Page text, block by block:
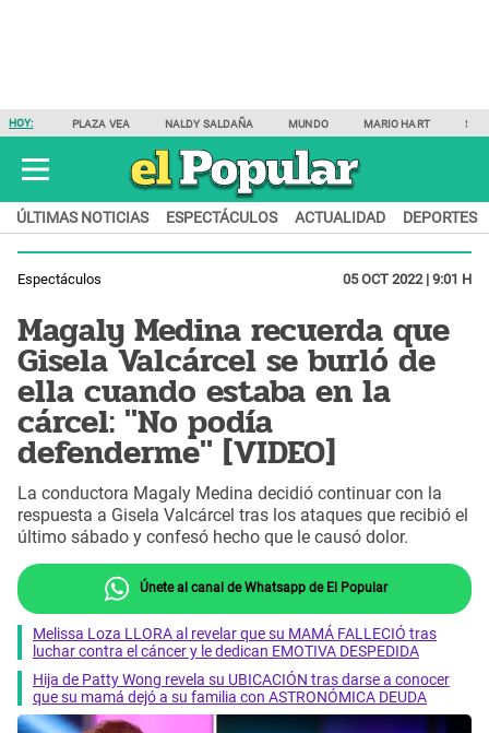
HOY: PLAZA VEA NALDY SALDAÑA MUNDO MARIO HART
ÚLTIMAS NOTICIAS ESPECTÁCULOS ACTUALIDAD DEPORTES
Espectáculos 05 OCT 2022 | 9:01 H
Magaly Medina recuerda que
Gisela Valcárcel se burló de
ella cuando estaba en la
cárcel: "No podía
defenderme" [VIDEO]
La conductora Magaly Medina decidió continuar con la
respuesta a Gisela Valcárcel tras los ataques que recibió el
último sábado y confesó hecho que le causó dolor.
Únete al canal de Whatsapp de El Popular
Melissa Loza LLORA al revelar que su MAMÁ FALLECIÓ tras
luchar contra el cáncer y le dedican EMOTIVA DESPEDIDA
Hija de Patty Wong revela su UBICACIÓN tras darse a conocer
que su mamá dejó a su familia con ASTRONÓMICA DEUDA